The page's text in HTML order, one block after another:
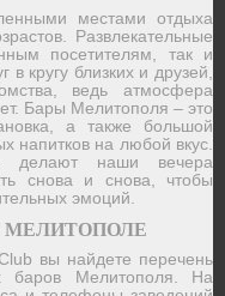
местами отдыха
Развлекательные
посетителям, так и
кругу близких и друзей,
ведь атмосфера
Бары Мелитополя – это
а также большой
напитков на любой вкус.
наши вечера
снова и снова, чтобы
эмоций.
МЕЛИТОПОЛЕ
вы найдете перечень
баров Мелитополя. На